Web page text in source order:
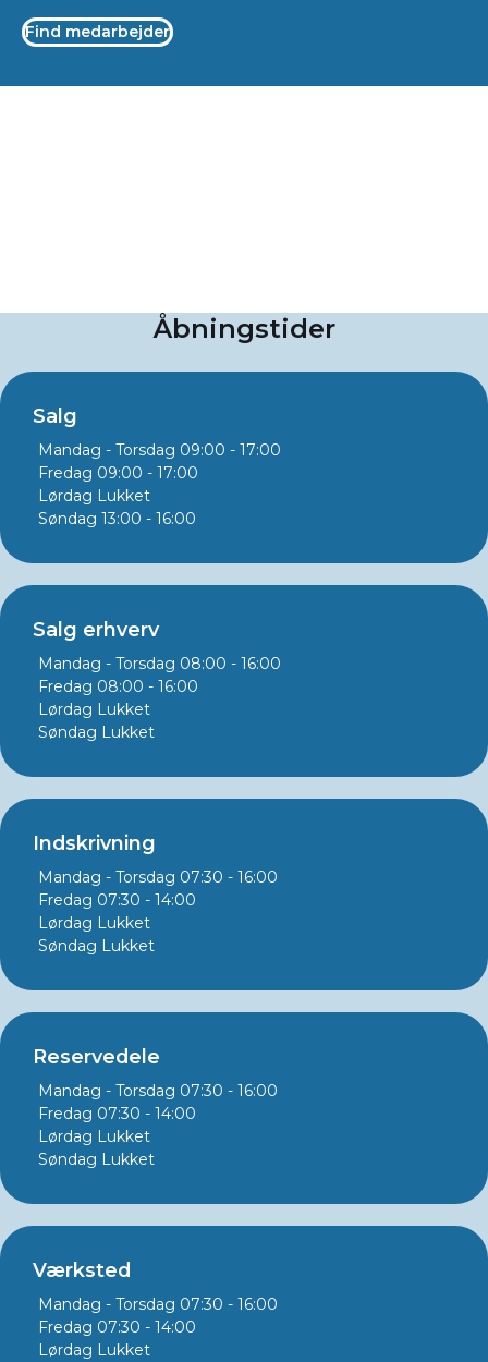
Find medarbejder
Åbningstider
Salg
Mandag - Torsdag 09:00 - 17:00
Fredag 09:00 - 17:00
Lørdag Lukket
Søndag 13:00 - 16:00
Salg erhverv
Mandag - Torsdag 08:00 - 16:00
Fredag 08:00 - 16:00
Lørdag Lukket
Søndag Lukket
Indskrivning
Mandag - Torsdag 07:30 - 16:00
Fredag 07:30 - 14:00
Lørdag Lukket
Søndag Lukket
Reservedele
Mandag - Torsdag 07:30 - 16:00
Fredag 07:30 - 14:00
Lørdag Lukket
Søndag Lukket
Værksted
Mandag - Torsdag 07:30 - 16:00
Fredag 07:30 - 14:00
Lørdag Lukket